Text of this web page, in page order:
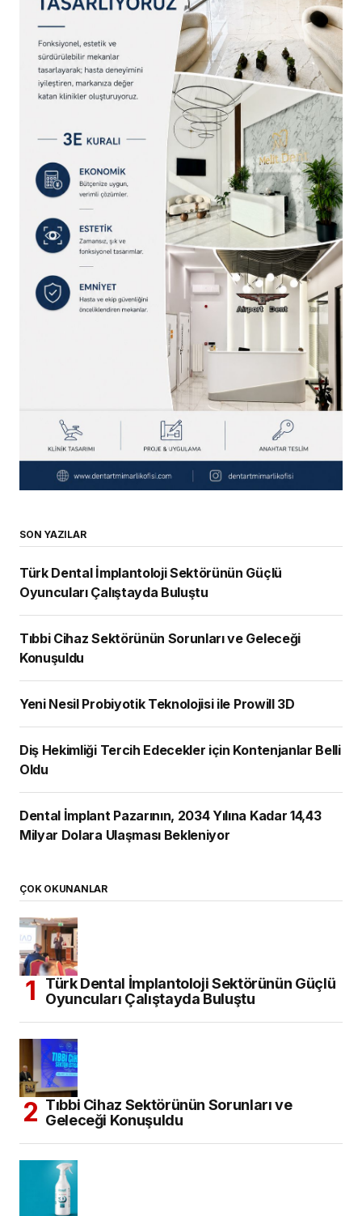
SON YAZILAR
Türk Dental İmplantoloji Sektörünün Güçlü
Oyuncuları Çalıştayda Buluştu
Tıbbi Cihaz Sektörünün Sorunları ve Geleceği
Konuşuldu
Yeni Nesil Probiyotik Teknolojisi ile Prowill 3D
Diş Hekimliği Tercih Edecekler için Kontenjanlar Belli
Oldu
Dental İmplant Pazarının, 2034 Yılına Kadar 14,43
Milyar Dolara Ulaşması Bekleniyor
ÇOK OKUNANLAR
Türk Dental İmplantoloji Sektörünün Güçlü
Oyuncuları Çalıştayda Buluştu
Tıbbi Cihaz Sektörünün Sorunları ve
Geleceği Konuşuldu